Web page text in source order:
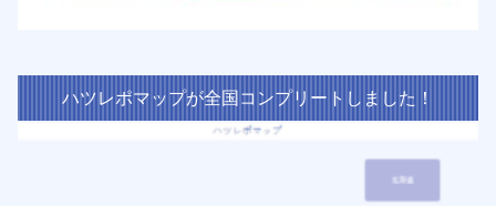
ハツレポマップが全国コンプリートしました！